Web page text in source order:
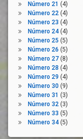
Plan
Prevención
Prórroga
Reactivación
Rebrote
Recuperación
Economica
Sistema
De
Salud
Tejido
Número 21 (4)
Número 22(4)
Número 23 (4)
Número 24(4)
Número 25 (5)
Número 26 (5)
Número 27(8)
Número 28 (4)
Número 29 (4)
Número 30(9)
Número 31 (3)
Número 32(3)
Número 33 (5)
Número 34(5)